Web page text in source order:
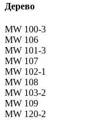
Дерево
MW 100-3
MW 106
MW 101-3
MW 107
MW 102-1
MW 108
MW 103-2
MW 109
MW 120-2